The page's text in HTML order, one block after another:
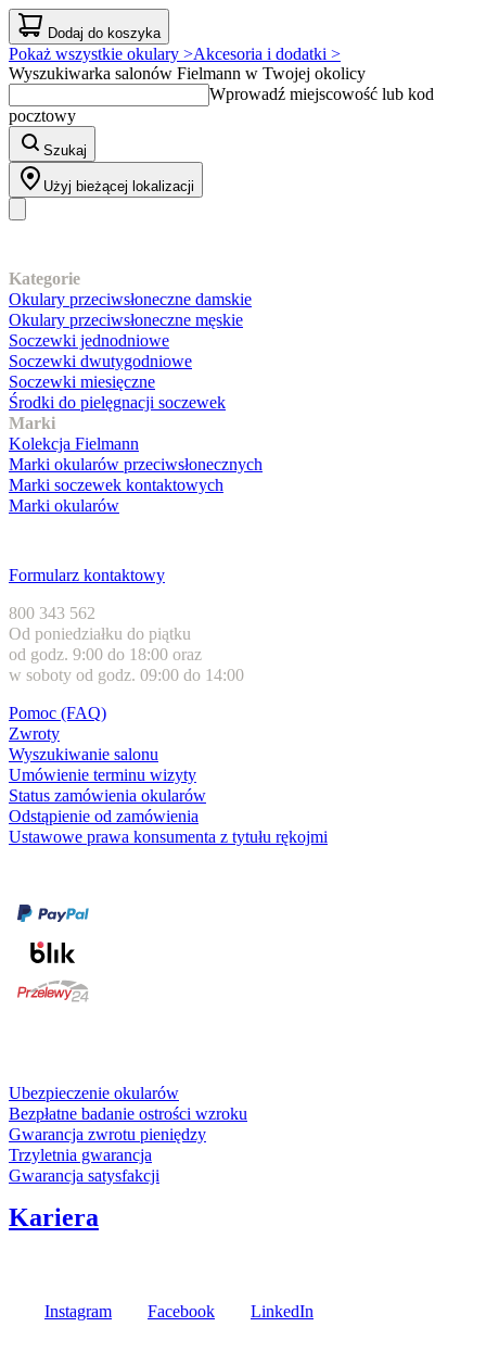
Dodaj do koszyka
Pokaż wszystkie okulary >Akcesoria i dodatki >
Wyszukiwarka salonów Fielmann w Twojej okolicy
Wprowadź miejscowość lub kod
pocztowy
Szukaj
Użyj bieżącej lokalizacji
Kategorie
Okulary przeciwsłoneczne damskie
Okulary przeciwsłoneczne męskie
Soczewki jednodniowe
Soczewki dwutygodniowe
Soczewki miesięczne
Środki do pielęgnacji soczewek
Marki
Kolekcja Fielmann
Marki okularów przeciwsłonecznych
Marki soczewek kontaktowych
Marki okularów
Formularz kontaktowy
800 343 562
Od poniedziałku do piątku
od godz. 9:00 do 18:00 oraz
w soboty od godz. 09:00 do 14:00
Pomoc (FAQ)
Zwroty
Wyszukiwanie salonu
Umówienie terminu wizyty
Status zamówienia okularów
Odstąpienie od zamówienia
Ustawowe prawa konsumenta z tytułu rękojmi
Ubezpieczenie okularów
Bezpłatne badanie ostrości wzroku
Gwarancja zwrotu pieniędzy
Trzyletnia gwarancja
Gwarancja satysfakcji
Kariera
Instagram Facebook LinkedIn